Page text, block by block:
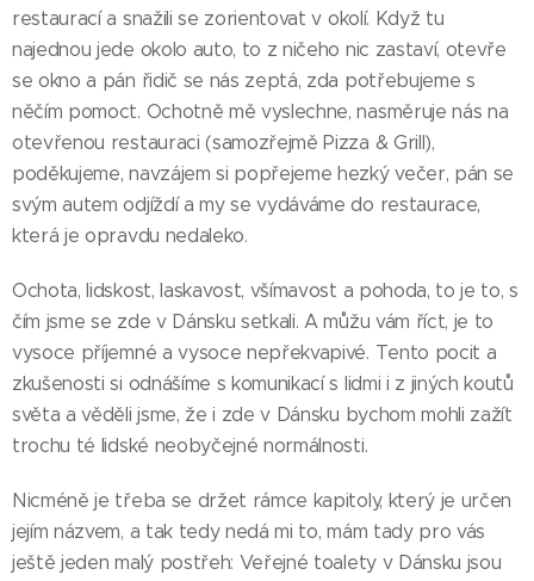
restaurací a snažili se zorientovat v okolí. Když tu
najednou jede okolo auto, to z ničeho nic zastaví, otevře
se okno a pán řidič se nás zeptá, zda potřebujeme s
něčím pomoct. Ochotně mě vyslechne, nasměruje nás na
otevřenou restauraci (samozřejmě Pizza & Grill),
poděkujeme, navzájem si popřejeme hezký večer, pán se
svým autem odjíždí a my se vydáváme do restaurace,
která je opravdu nedaleko.
Ochota, lidskost, laskavost, všímavost a pohoda, to je to, s
čím jsme se zde v Dánsku setkali. A můžu vám říct, je to
vysoce příjemné a vysoce nepřekvapivé. Tento pocit a
zkušenosti si odnášíme s komunikací s lidmi i z jiných koutů
světa a věděli jsme, že i zde v Dánsku bychom mohli zažít
trochu té lidské neobyčejné normálnosti.
Nicméně je třeba se držet rámce kapitoly, který je určen
jejím názvem, a tak tedy nedá mi to, mám tady pro vás
ještě jeden malý postřeh: Veřejné toalety v Dánsku jsou